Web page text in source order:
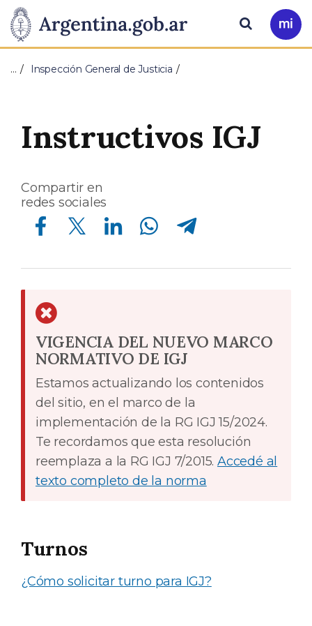
Presidencia
de
Nación
Pasar al contenido principal
Ir
a
Buscar
… Inspección General de Justicia
Instructivos IGJ
Compartir en
redes sociales
Compartir en Facebook Compartir en Twitter Compartir en Linkedin Compartir en Whatsapp Compartir en Telegram
VIGENCIA DEL NUEVO MARCO
NORMATIVO DE IGJ
Estamos actualizando los contenidos
del sitio, en el marco de la
implementación de la RG IGJ 15/2024.
Te recordamos que esta resolución
reemplaza a la RG IGJ 7/2015.Accedé al
texto completo de la norma
Turnos
¿Cómo solicitar turno para IGJ?